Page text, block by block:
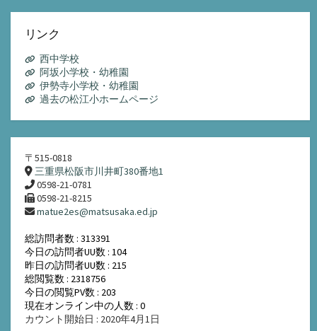
イ
リンク
西中学校
阿坂小学校・幼稚園
伊勢寺小学校・幼稚園
過去の松江小ホームページ
〒515-0818
三重県松阪市川井町380番地1
0598-21-0781
0598-21-8215
matue2es@matsusaka.ed.jp
総訪問者数 : 313391
今日の訪問者UU数 : 104
昨日の訪問者UU数 : 215
総閲覧数 : 2318756
今日の閲覧PV数 : 203
現在オンライン中の人数 : 0
カウント開始日 : 2020年4月1日